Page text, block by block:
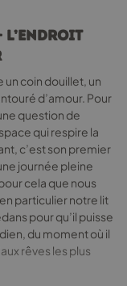
L’endroit
coin douillet, un
d’amour. Pour
question de
qui respire la
c’est son premier
journée pleine
cela que nous
particulier notre lit
pour qu’il puisse
du moment où il
rêves les plus